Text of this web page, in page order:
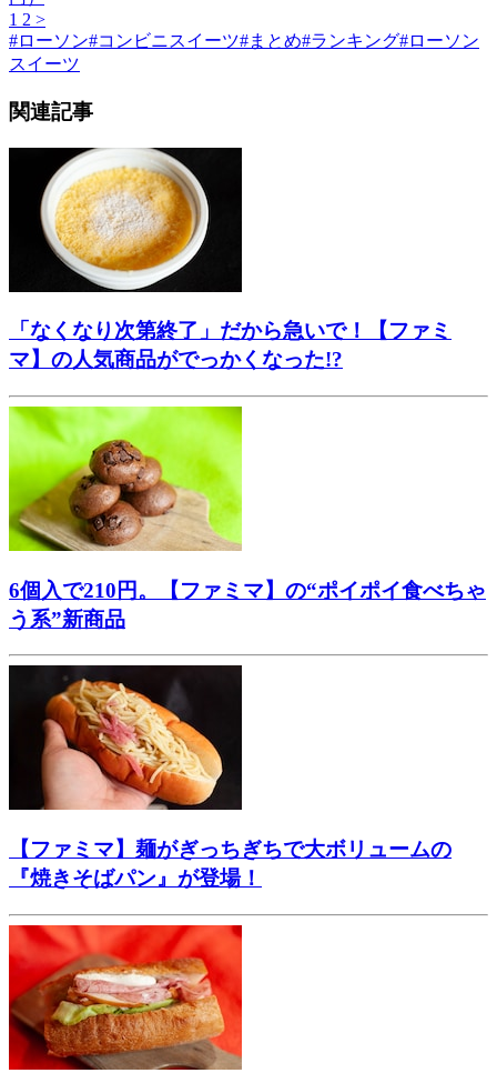
1 2 >
#ローソン#コンビニスイーツ#まとめ#ランキング#ローソン
スイーツ
関連記事
「なくなり次第終了」だから急いで！【ファミ
マ】の人気商品がでっかくなった!?
6個入で210円。【ファミマ】の“ポイポイ食べちゃ
う系”新商品
【ファミマ】麺がぎっちぎちで大ボリュームの
『焼きそばパン』が登場！